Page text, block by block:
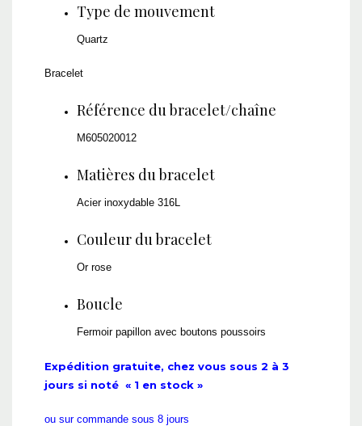
Type de mouvement
Quartz
Bracelet
Référence du bracelet/chaîne
M605020012
Matières du bracelet
Acier inoxydable 316L
Couleur du bracelet
Or rose
Boucle
Fermoir papillon avec boutons poussoirs
Expédition gratuite, chez vous sous 2 à 3
jours si noté « 1 en stock »
ou sur commande sous 8 jours